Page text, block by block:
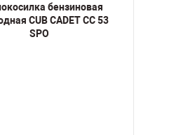
бензиновая
CUB CADET CC 53
SPO